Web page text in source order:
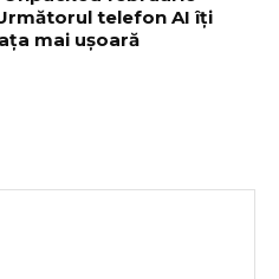
telefon AI îți
mai ușoară